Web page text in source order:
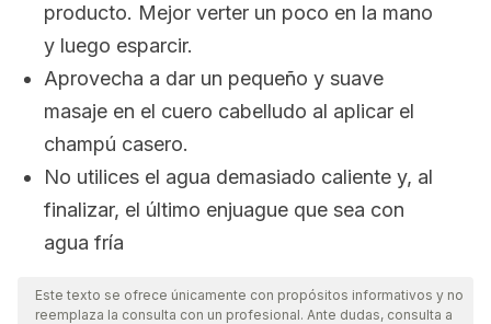
producto. Mejor verter un poco en la mano
y luego esparcir.
Aprovecha a dar un pequeño y suave
masaje en el cuero cabelludo al aplicar el
champú casero.
No utilices el agua demasiado caliente y, al
finalizar, el último enjuague que sea con
agua fría
Este texto se ofrece únicamente con propósitos informativos y no
reemplaza la consulta con un profesional. Ante dudas, consulta a